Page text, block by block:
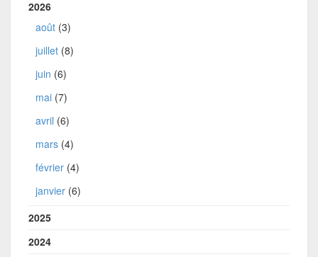
2026
août (3)
juillet (8)
juin (6)
mai (7)
avril (6)
mars (4)
février (4)
janvier (6)
2025
2024